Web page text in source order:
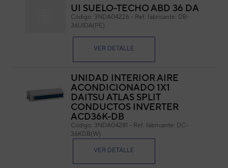
UI SUELO-TECHO ABD 36 DA
Código: 3NDA04226 - Ref. fabricante: DB-
36UIDA(PE)
VER DETALLE
UNIDAD INTERIOR AIRE
ACONDICIONADO 1X1
DAITSU ATLAS SPLIT
CONDUCTOS INVERTER
ACD36K-DB
Código: 3NDA04281 - Ref. fabricante: DC-
36KDB(W)
VER DETALLE